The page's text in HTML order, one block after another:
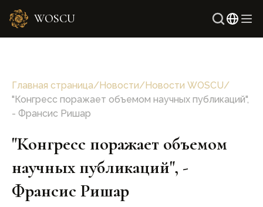
WOSCU
Главная страница/Новости/Новости WOSCU/
"Конгресс поражает объемом научных публикаций",
- Франсис Ришар
"Конгресс поражает объемом
научных публикаций", -
Франсис Ришар